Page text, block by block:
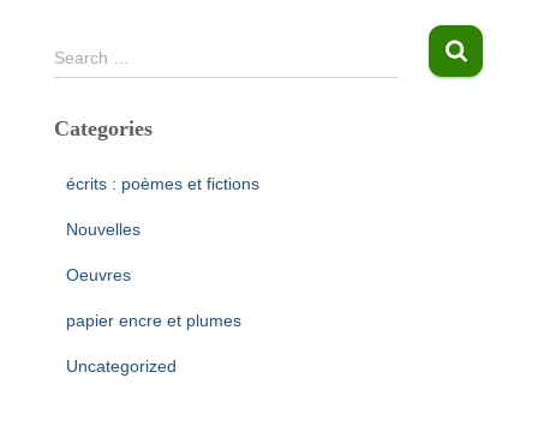
S
e
r
Search …
Categories
écrits : poèmes et fictions
Nouvelles
Oeuvres
papier encre et plumes
Uncategorized